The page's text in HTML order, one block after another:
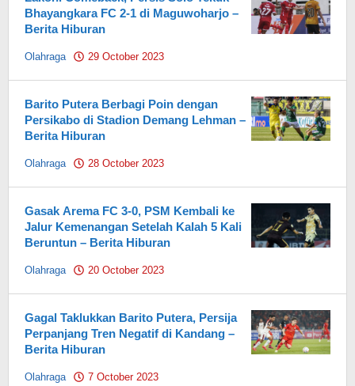
Bhayangkara FC 2-1 di Maguwoharjo –
Berita Hiburan
Olahraga 29 October 2023
Barito Putera Berbagi Poin dengan
Persikabo di Stadion Demang Lehman –
Berita Hiburan
Olahraga 28 October 2023
Gasak Arema FC 3-0, PSM Kembali ke
Jalur Kemenangan Setelah Kalah 5 Kali
Beruntun – Berita Hiburan
Olahraga 20 October 2023
Gagal Taklukkan Barito Putera, Persija
Perpanjang Tren Negatif di Kandang –
Berita Hiburan
Olahraga 7 October 2023